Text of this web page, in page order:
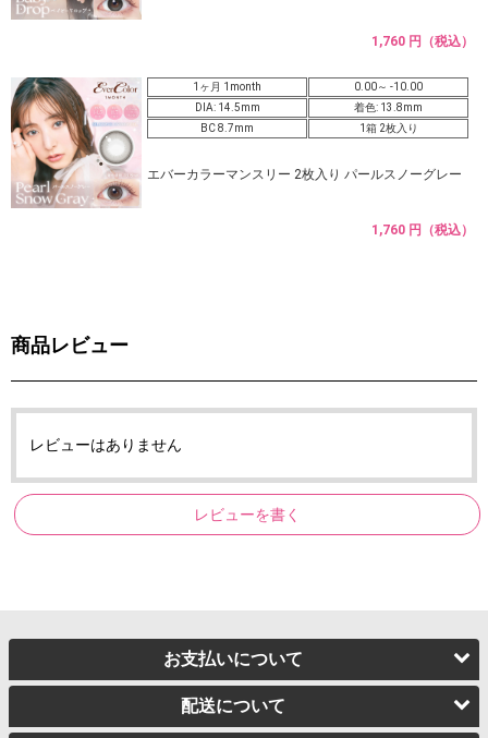
1,760 円（税込）
1ヶ月 1month
0.00～ -10.00
DIA: 14.5mm
着色: 13.8mm
BC 8.7mm
1箱 2枚入り
エバーカラーマンスリー 2枚入り パールスノーグレー
1,760 円（税込）
商品レビュー
レビューはありません
レビューを書く
お支払いについて
配送について